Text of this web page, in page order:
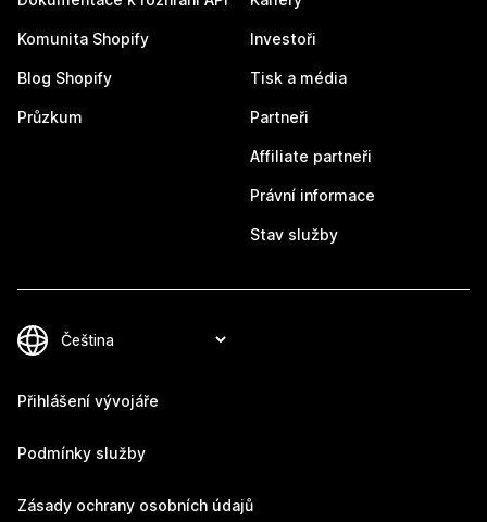
Komunita Shopify
Blog Shopify
Průzkum
Investoři
Tisk a média
Partneři
Affiliate partneři
Právní informace
Stav služby
Přihlášení vývojáře
Podmínky služby
Zásady ochrany osobních údajů